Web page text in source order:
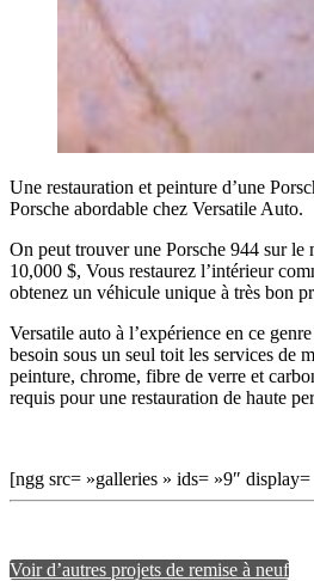
Une restauration et peinture d’une
Porsche abordable chez Versatile Auto.
On peut trouver une Porsche 944 sur le
10,000 $, Vous restaurez l’intérieur
obtenez un véhicule unique à très bon
Versatile auto à l’expérience en ce
besoin sous un seul toit les services de
peinture, chrome, fibre de verre et
requis pour une restauration de haute
[ngg src= »galleries » ids= »9″
Voir d’autres projets de remise à neuf